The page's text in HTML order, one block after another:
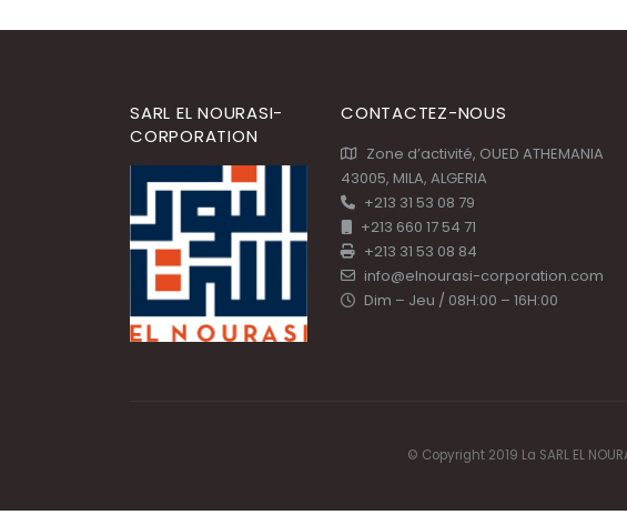
SARL EL NOURASI-
CORPORATION
CONTACTEZ-NOUS
Zone d’activité, OUED ATHEMANIA
43005, MILA, ALGERIA
+213 31 53 08 79
+213 660 17 54 71
+213 31 53 08 84
info@elnourasi-corporation.com
Dim – Jeu / 08H:00 – 16H:00
© Copyright 2019 La SARL EL